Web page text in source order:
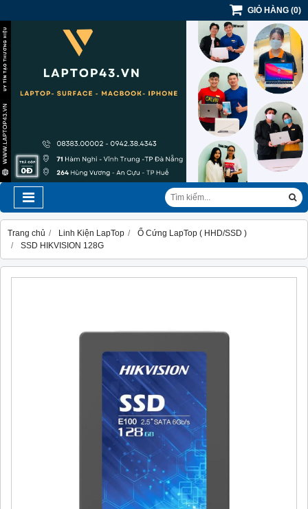
GIỎ HÀNG (0)
Trang chủ Linh Kiện LapTop
Ổ Cứng LapTop ( HHD/SSD )
SSD HIKVISION 128G